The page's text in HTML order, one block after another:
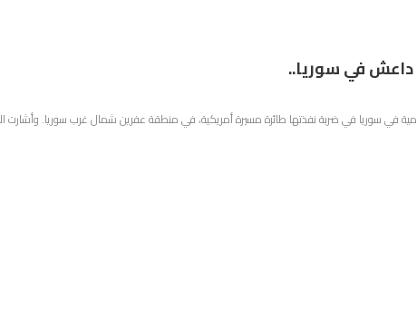
في سوريا..
في سوريا في ضربة نفذتها طائرة مسيرة أمريكية، في منطقة عفرين شمال غرب سوريا. وأشارت